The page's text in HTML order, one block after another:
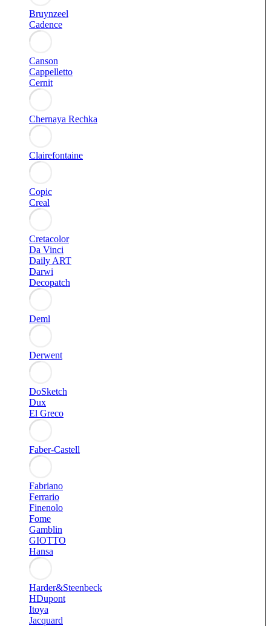
Bruynzeel
Cadence
Canson
Cappelletto
Cernit
Chernaya Rechka
Clairefontaine
Copic
Creal
Cretacolor
Da Vinci
Daily ART
Darwi
Decopatch
Deml
Derwent
DoSketch
Dux
El Greco
Faber-Castell
Fabriano
Ferrario
Finenolo
Fome
Gamblin
GIOTTO
Hansa
Harder&Steenbeck
HDupont
Itoya
Jacquard